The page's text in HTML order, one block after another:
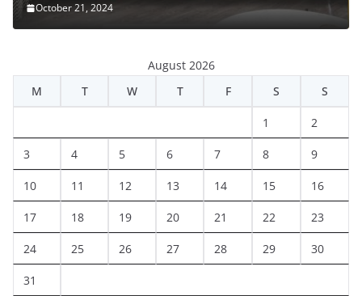
October 21, 2024
August 2026
M
T W T F S S
1 2
3 4 5 6 7 8 9
10 11 12 13 14 15 16
17 18 19 20 21 22 23
24 25 26 27 28 29 30
31